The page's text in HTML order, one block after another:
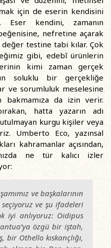
için de eserin kendisini
Eser kendini, zamanın
nefretine açarak
testine tabi kılar. Çok
gibi, edebî ürünlerin
kimi zaman gerçek
soluklu bir gerçekliğe
ve sorumluluk meselesine
da izin verir.
hatta yazarın adı
kurgu kişiler veya
Umberto Eco, yazınsal
kahramanlar açısından,
ne tür kalıcı izler
ve başkalarının
ve şu ifadeleri
iyi anlıyoruz: Oidipus
özgü bir iştah,
Othello kıskançlığı,